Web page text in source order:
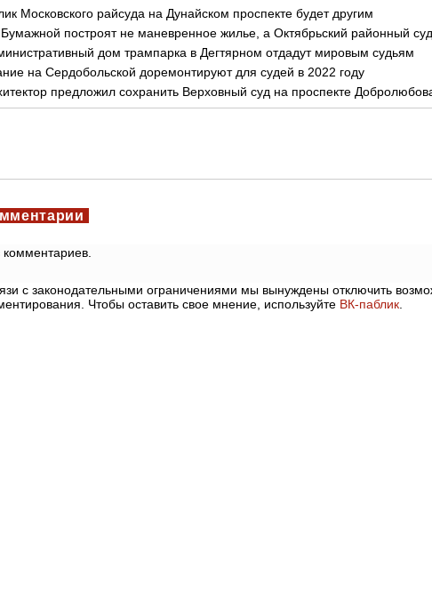
Московского райсуда на Дунайском проспекте будет другим
построят не маневренное жилье, а Октябрьский районный суд
дом трампарка в Дегтярном отдадут мировым судьям
на Сердобольской доремонтируют для судей в 2022 году
предложил сохранить Верховный суд на проспекте
комментариев.
с законодательными ограничениями мы вынуждены отключить
Чтобы оставить свое мнение, используйте ВК-паблик